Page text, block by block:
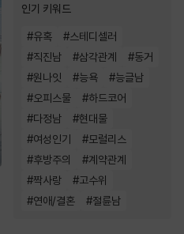
인기 키워드
#유혹 #스테디셀러
#직진남 #삼각관계 #동거
#원나잇 #능욕 #능글남
#오피스물 #하드코어
#다정남 #현대물
#여성인기 #모럴리스
#후방주의 #계약관계
#짝사랑 #고수위
#연애/결혼 #절륜남